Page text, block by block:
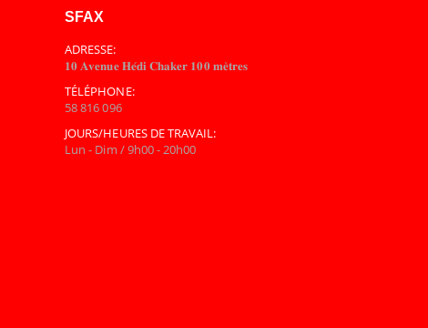
SFAX
ADRESSE:
𝟏𝟎 𝐀𝐯𝐞𝐧𝐮𝐞 𝐇𝐞́𝐝𝐢 𝐂𝐡𝐚𝐤𝐞𝐫 𝟏𝟎𝟎 𝐦𝐞̀𝐭𝐫𝐞𝐬
TÉLÉPHONE:
58 816 096
JOURS/HEURES DE TRAVAIL:
Lun - Dim / 9h00 - 20h00